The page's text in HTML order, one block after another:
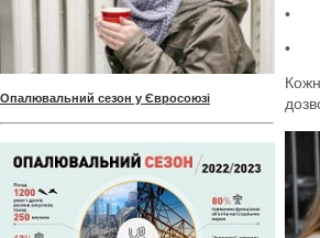
Опалювальний сезон у Євросоюзі
•
•